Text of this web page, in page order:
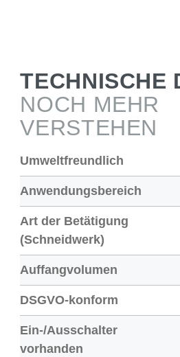
TECHNISCHE
NOCH MEHR
VERSTEHEN
Umweltfreundlich
Anwendungsbereich
Art der Betätigung
(Schneidwerk)
Auffangvolumen
DSGVO-konform
Ein-/Ausschalter
vorhanden